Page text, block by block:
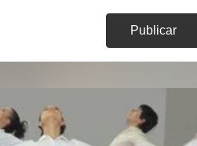
Publicar